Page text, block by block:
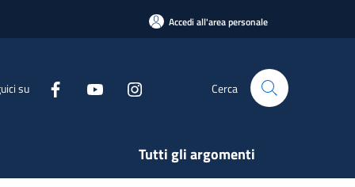
Accedi all'area personale
su Cerca
Tutti gli argomenti